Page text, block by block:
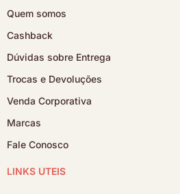
Quem somos
Cashback
Dúvidas sobre Entrega
Trocas e Devoluções
Venda Corporativa
Marcas
Fale Conosco
LINKS ÚTEIS